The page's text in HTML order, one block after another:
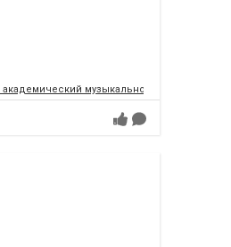
музыкально-драматический